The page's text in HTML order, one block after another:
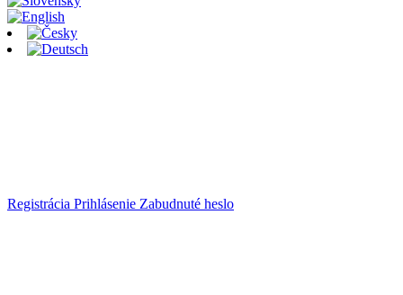
Registrácia Prihlásenie Zabudnuté heslo